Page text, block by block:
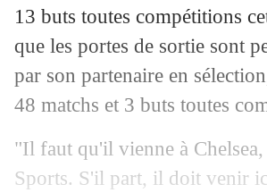
13 buts toutes compétitions
que les portes de sortie sont
par son partenaire en
48 matchs et 3 buts toutes
"Il faut qu'il vienne à
Sports. S'il part, il doit venir
29/06 Man Utd: De Jong
29/06 Nantes : Kombouaré
29/06 OM: Sampaoli
PSG : Galtier